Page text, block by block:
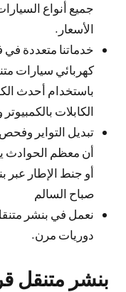
جميع أنواع
الأسعار.
خدماتنا متعددة
كهربائي سيارات
باستخدام أحدث
الكابلات
تبديل التواير
أن معظم الحوادث
أو جنط الإطار عبر
صباح السالم
دوريات مرن.
بنشر متنقل